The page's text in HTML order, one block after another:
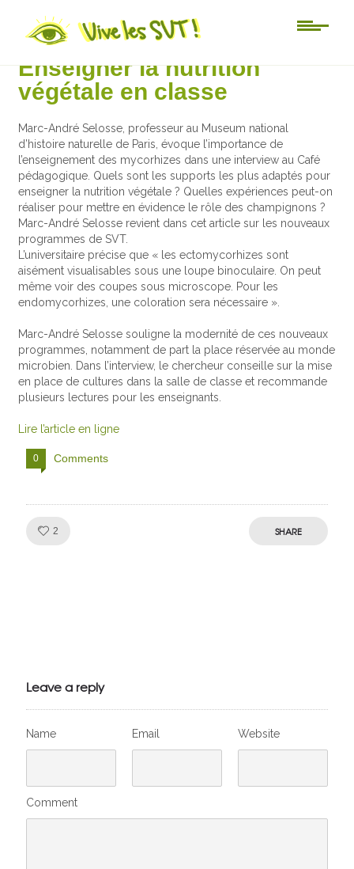
Actu-sciences
Enseigner la nutrition
végétale en classe
Marc-André Selosse, professeur au Museum national
d’histoire naturelle de Paris, évoque l’importance de
l’enseignement des mycorhizes dans une interview au Café
pédagogique. Quels sont les supports les plus adaptés pour
enseigner la nutrition végétale ? Quelles expériences peut-on
réaliser pour mettre en évidence le rôle des champignons ?
Marc-André Selosse revient dans cet article sur les nouveaux
programmes de SVT.
L’universitaire précise que « les ectomycorhizes sont
aisément visualisables sous une loupe binoculaire. On peut
même voir des coupes sous microscope. Pour les
endomycorhizes, une coloration sera nécessaire ».
Marc-André Selosse souligne la modernité de ces nouveaux
programmes, notamment de part la place réservée au monde
microbien. Dans l’interview, le chercheur conseille sur la mise
en place de cultures dans la salle de classe et recommande
plusieurs lectures pour les enseignants.
Lire l’article en ligne
0 Comments
2 SHARE
Leave a reply
Name Email Website
Comment